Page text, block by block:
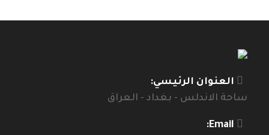
العنوان الرئيسي:
ساحة الاندلس - بغداد - العراق
Email: